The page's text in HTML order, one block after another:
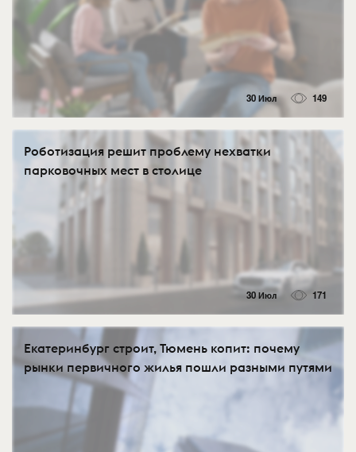
30 Июл 149
Роботизация решит проблему нехватки
парковочных мест в столице
30 Июл 171
Екатеринбург строит, Тюмень копит: почему
рынки первичного жилья пошли разными путями